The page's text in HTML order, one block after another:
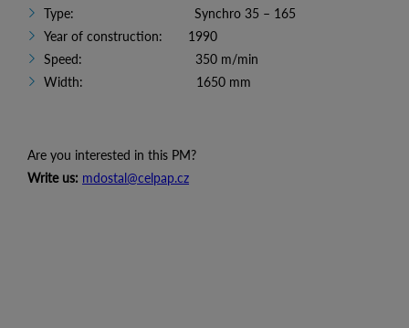
Type: Synchro 35 – 165
Year of construction: 1990
Speed: 350 m/min
Width: 1650 mm
Are you interested in this PM?
Write us: mdostal@celpap.cz